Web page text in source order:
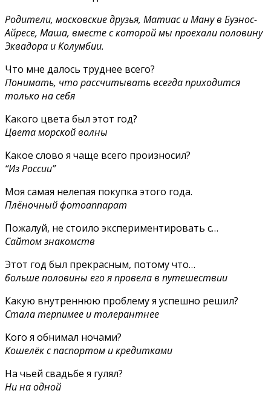
Родители, московские друзья, Матиас и Ману в Буэнос-
Айресе, Маша, вместе с которой мы проехали половину
Эквадора и Колумбии.
Что мне далось труднее всего?
Понимать, что рассчитывать всегда приходится
только на себя
Какого цвета был этот год?
Цвета морской волны
Какое слово я чаще всего произносил?
“Из России”
Моя самая нелепая покупка этого года.
Плёночный фотоаппарат
Пожалуй, не стоило экспериментировать с…
Сайтом знакомств
Этот год был прекрасным, потому что…
больше половины его я провела в путешествии
Какую внутреннюю проблему я успешно решил?
Стала терпимее и толерантнее
Кого я обнимал ночами?
Кошелёк с паспортом и кредитками
На чьей свадьбе я гулял?
Ни на одной